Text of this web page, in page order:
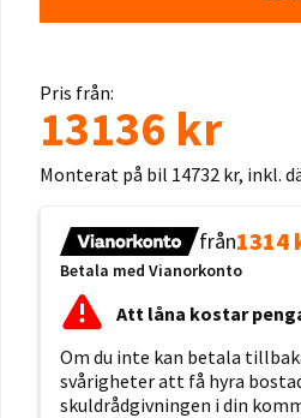
Pris från:
13136 kr
Monterat på bil 14732 kr, inkl.
från1314
Betala med Vianorkonto
Att låna kostar
Om du inte kan betala
svårigheter att få hyra
skuldrådgivningen i din